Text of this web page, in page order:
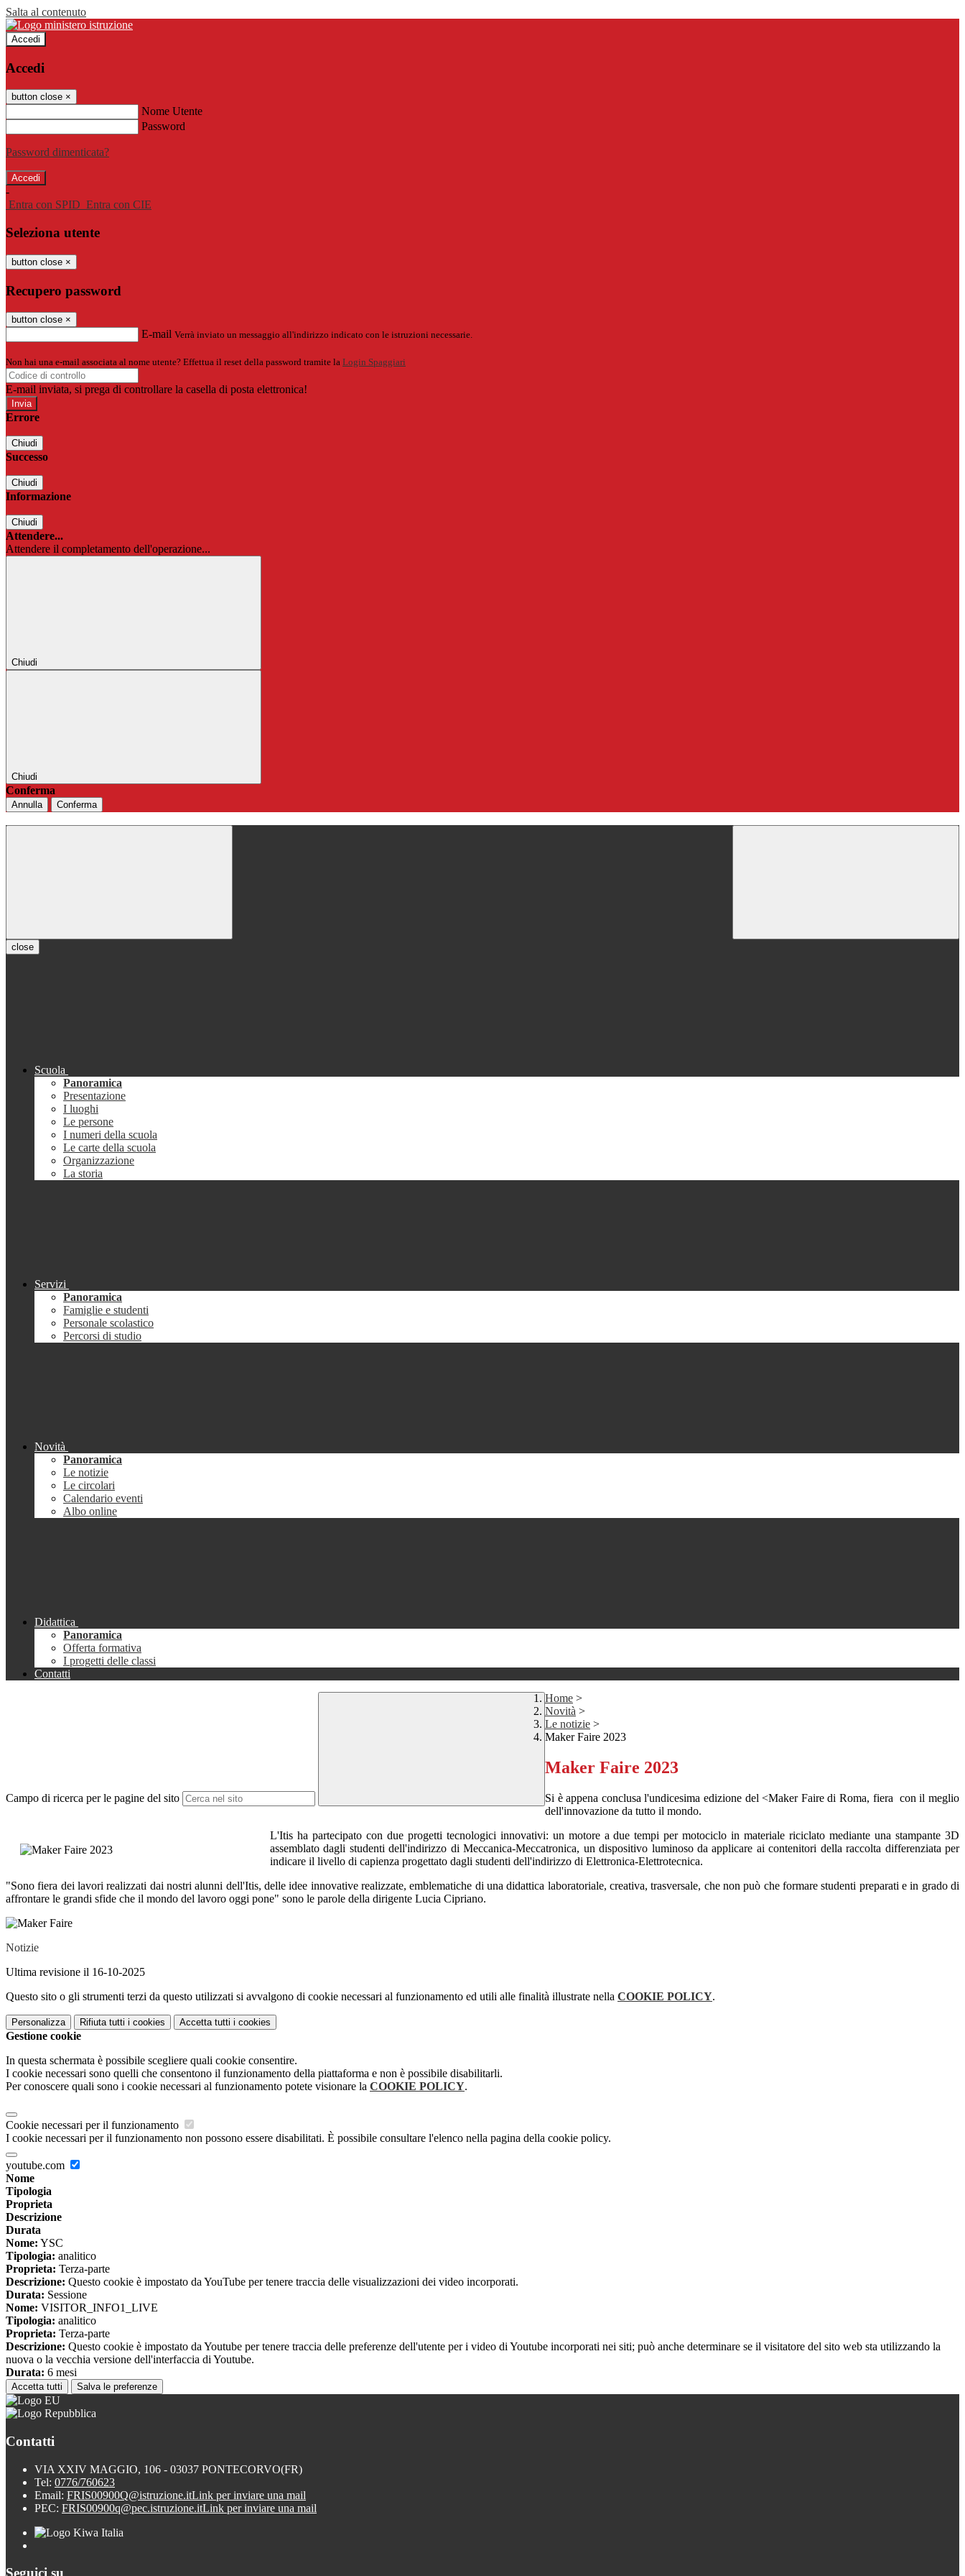
Salta al contenuto
Accedi
Accedi
button close ×
Nome Utente
Password
Password dimenticata?
-
Entra con SPID Entra con CIE
Seleziona utente
button close ×
Recupero password
button close ×
E-mail Verrà inviato un messaggio all'indirizzo indicato con le istruzioni necessarie.
Non hai una e-mail associata al nome utente? Effettua il reset della password tramite la Login Spaggiari
E-mail inviata, si prega di controllare la casella di posta elettronica!
Errore
Chiudi
Successo
Chiudi
Informazione
Chiudi
Attendere...
Attendere il completamento dell'operazione...
Chiudi
Chiudi
Conferma
Annulla Conferma
close
Scuola
Panoramica
Presentazione
I luoghi
Le persone
I numeri della scuola
Le carte della scuola
Organizzazione
La storia
Servizi
Panoramica
Famiglie e studenti
Personale scolastico
Percorsi di studio
Novità
Panoramica
Le notizie
Le circolari
Calendario eventi
Albo online
Didattica
Panoramica
Offerta formativa
I progetti delle classi
Contatti
Campo di ricerca per le pagine del sito
Home >
Novità >
Le notizie >
Maker Faire 2023
Maker Faire 2023
Si è appena conclusa l'undicesima edizione del <Maker Faire di Roma, fiera con il meglio
dell'innovazione da tutto il mondo.
L'Itis ha partecipato con due progetti tecnologici innovativi: un motore a due tempi per motociclo in materiale riciclato mediante una stampante 3D
assemblato dagli studenti dell'indirizzo di Meccanica-Meccatronica, un dispositivo luminoso da applicare ai contenitori della raccolta differenziata per
indicare il livello di capienza progettato dagli studenti dell'indirizzo di Elettronica-Elettrotecnica.
"Sono fiera dei lavori realizzati dai nostri alunni dell'Itis, delle idee innovative realizzate, emblematiche di una didattica laboratoriale, creativa, trasversale, che non può che formare studenti preparati e in grado di
affrontare le grandi sfide che il mondo del lavoro oggi pone" sono le parole della dirigente Lucia Cipriano.
Notizie
Ultima revisione il 16-10-2025
Questo sito o gli strumenti terzi da questo utilizzati si avvalgono di cookie necessari al funzionamento ed utili alle finalità illustrate nella COOKIE POLICY.
Personalizza Rifiuta tutti i cookies Accetta tutti i cookies
Gestione cookie
In questa schermata è possibile scegliere quali cookie consentire.
I cookie necessari sono quelli che consentono il funzionamento della piattaforma e non è possibile disabilitarli.
Per conoscere quali sono i cookie necessari al funzionamento potete visionare la COOKIE POLICY.
Cookie necessari per il funzionamento
I cookie necessari per il funzionamento non possono essere disabilitati. È possibile consultare l'elenco nella pagina della cookie policy.
youtube.com
Nome
Tipologia
Proprieta
Descrizione
Durata
Nome: YSC
Tipologia: analitico
Proprieta: Terza-parte
Descrizione: Questo cookie è impostato da YouTube per tenere traccia delle visualizzazioni dei video incorporati.
Durata: Sessione
Nome: VISITOR_INFO1_LIVE
Tipologia: analitico
Proprieta: Terza-parte
Descrizione: Questo cookie è impostato da Youtube per tenere traccia delle preferenze dell'utente per i video di Youtube incorporati nei siti; può anche determinare se il visitatore del sito web sta utilizzando la
nuova o la vecchia versione dell'interfaccia di Youtube.
Durata: 6 mesi
Accetta tutti Salva le preferenze
Contatti
VIA XXIV MAGGIO, 106 - 03037 PONTECORVO(FR)
Tel: 0776/760623
Email: FRIS00900Q@istruzione.itLink per inviare una mail
PEC: FRIS00900q@pec.istruzione.itLink per inviare una mail
Seguici su